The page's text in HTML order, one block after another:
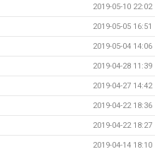
2019-05-10 22:02
2019-05-05 16:51
2019-05-04 14:06
2019-04-28 11:39
2019-04-27 14:42
2019-04-22 18:36
2019-04-22 18:27
2019-04-14 18:10